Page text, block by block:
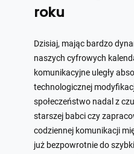
roku
Dzisiaj, mając bardzo
naszych cyfrowych
komunikacyjne uległy
technologicznej
społeczeństwo nadal z
starszej babci czy
codziennej komunikacji
już bezpowrotnie do